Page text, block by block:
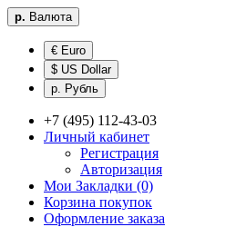
р. Валюта
€ Euro
$ US Dollar
р. Рубль
+7 (495) 112-43-03
Личный кабинет
Регистрация
Авторизация
Мои Закладки (0)
Корзина покупок
Оформление заказа